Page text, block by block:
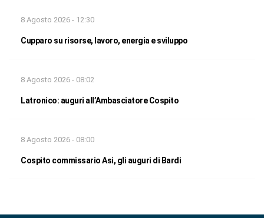
8 Agosto 2026 - 12:30
Cupparo su risorse, lavoro, energia e sviluppo
8 Agosto 2026 - 08:02
Latronico: auguri all’Ambasciatore Cospito
8 Agosto 2026 - 08:00
Cospito commissario Asi, gli auguri di Bardi